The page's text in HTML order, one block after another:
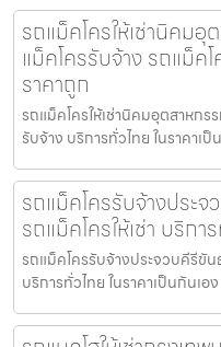
รถแม็คโครให้เช่านิคม
แม็คโครรับจ้าง รถแม็ค
ราคาถูก
รถแม็คโครให้เช่านิคมอุตสาหกร
รับจ้าง บริการทั่วไทย ในราคา
รถแม็คโครรับจ้างประ
รถแม็คโครให้เช่า บริก
รถแม็คโครรับจ้างประจวบคีรีขัน
บริการทั่วไทย ในราคาเป็นกันเ